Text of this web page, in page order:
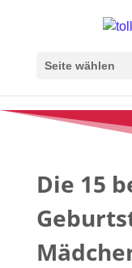
Seite wählen
Die 15